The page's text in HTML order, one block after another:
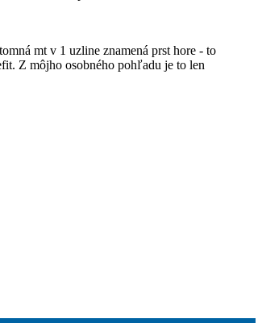
mt v 1 uzline znamená prst hore - to
Z môjho osobného pohľadu je to len